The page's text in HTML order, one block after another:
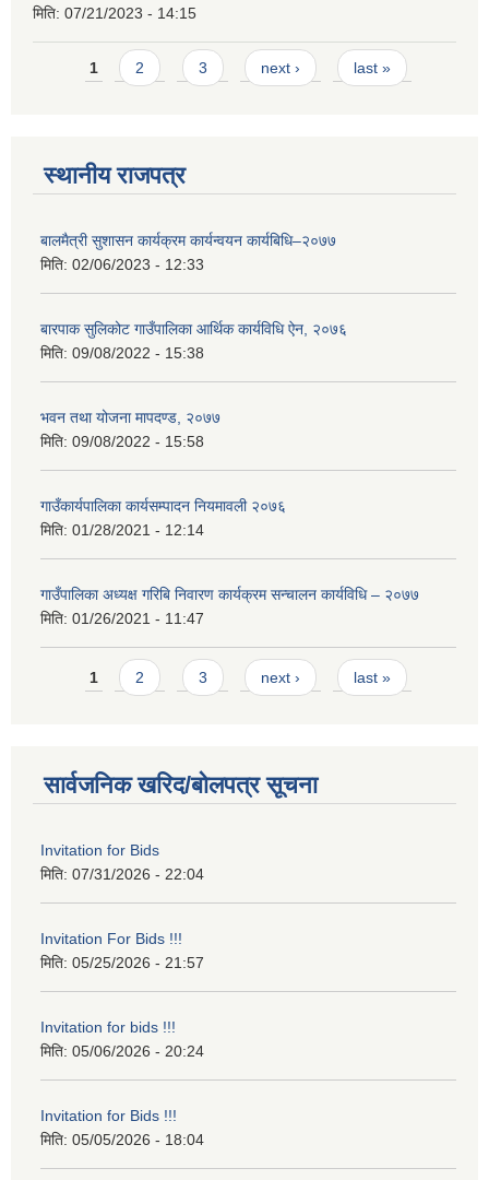
मिति: 07/21/2023 - 14:15
Pages
1 2 3 next › last »
स्थानीय राजपत्र
बालमैत्री सुशासन कार्यक्रम कार्यन्वयन कार्यबिधि–२०७७
मिति: 02/06/2023 - 12:33
बारपाक सुलिकोट गाउँपालिका आर्थिक कार्यविधि ऐन, २०७६
मिति: 09/08/2022 - 15:38
भवन तथा योजना मापदण्ड, २०७७
मिति: 09/08/2022 - 15:58
गाउँकार्यपालिका कार्यसम्पादन नियमावली २०७६
मिति: 01/28/2021 - 12:14
गाउँपालिका अध्यक्ष गरिबि निवारण कार्यक्रम सन्चालन कार्यविधि – २०७७
मिति: 01/26/2021 - 11:47
Pages
1 2 3 next › last »
सार्वजनिक खरिद/बोलपत्र सूचना
Invitation for Bids
मिति: 07/31/2026 - 22:04
Invitation For Bids !!!
मिति: 05/25/2026 - 21:57
Invitation for bids !!!
मिति: 05/06/2026 - 20:24
Invitation for Bids !!!
मिति: 05/05/2026 - 18:04